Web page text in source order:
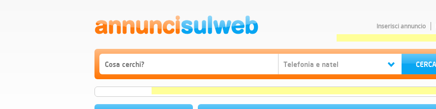
Inserisci annuncio